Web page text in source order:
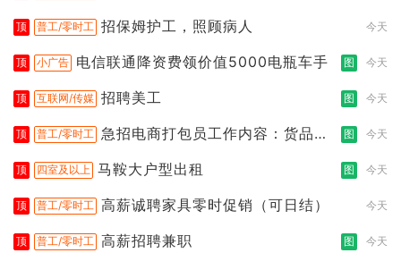
顶 普工/零时工 招保姆护工，照顾病人 今天
顶 小广告 电信联通降资费领价值5000电瓶车手 图 今天
顶 互联网/传媒 招聘美工 图 今天
顶 普工/零时工 急招电商打包员工作内容：货品分
图 今天
顶 四室及以上 马鞍大户型出租 图 今天
顶 普工/零时工 高薪诚聘家具零时促销（可日结） 今天
顶 普工/零时工 高薪招聘兼职 图 今天